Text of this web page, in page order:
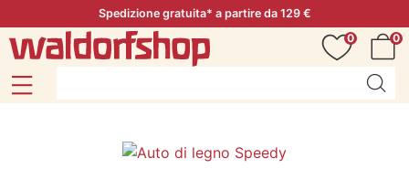
Spedizione gratuita* a partire da 129 €
0
0